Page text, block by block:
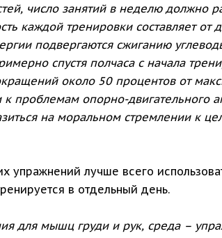
число занятий в неделю должно
каждой тренировки составляет от
подвергаются сжиганию
спустя полчаса с начала
около 50 процентов от
проблемам опорно-двигательного
на моральном стремлении к
лучше всего
в отдельный день.
для мышц груди и рук, среда –